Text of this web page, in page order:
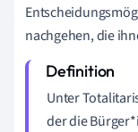
nachgehen, die
Unter
der die